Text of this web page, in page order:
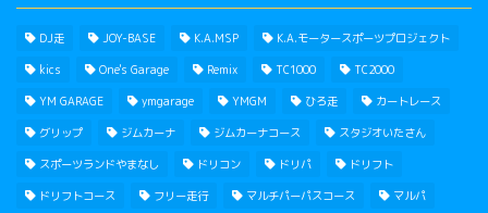
DJ走 JOY-BASE K.A.MSP K.A.モータースポーツプロジェクト
kics One's Garage Remix TC1000 TC2000
YM GARAGE ymgarage YMGM ひろ走 カートレース
グリップ ジムカーナ ジムカーナコース スタジオいたさん
スポーツランドやまなし ドリコン ドリパ ドリフト
ドリフトコース フリー走行 マルチパーパスコース マルパ